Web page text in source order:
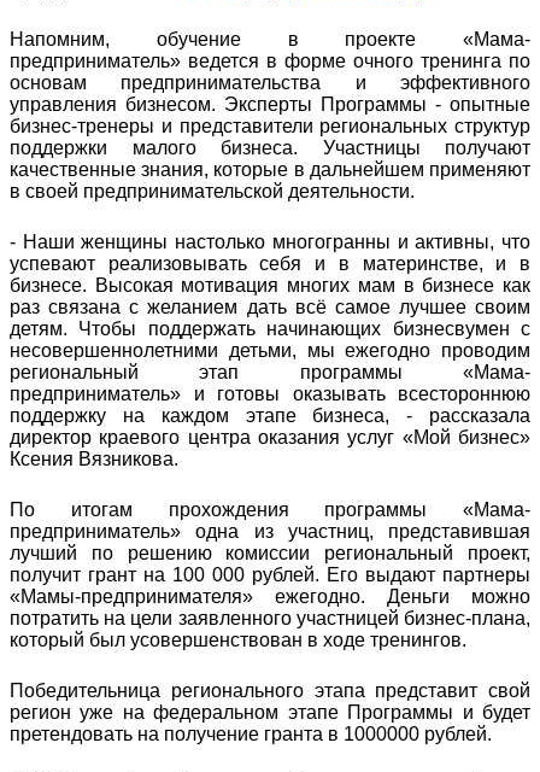
Напомним, обучение в проекте «Мама-
предприниматель» ведется в форме очного тренинга по
основам предпринимательства и эффективного
управления бизнесом. Эксперты Программы - опытные
бизнес-тренеры и представители региональных структур
поддержки малого бизнеса. Участницы получают
качественные знания, которые в дальнейшем применяют
в своей предпринимательской деятельности.
- Наши женщины настолько многогранны и активны, что
успевают реализовывать себя и в материнстве, и в
бизнесе. Высокая мотивация многих мам в бизнесе как
раз связана с желанием дать всё самое лучшее своим
детям. Чтобы поддержать начинающих бизнесвумен с
несовершеннолетними детьми, мы ежегодно проводим
региональный этап программы «Мама-
предприниматель» и готовы оказывать всестороннюю
поддержку на каждом этапе бизнеса, - рассказала
директор краевого центра оказания услуг «Мой бизнес»
Ксения Вязникова.
По итогам прохождения программы «Мама-
предприниматель» одна из участниц, представившая
лучший по решению комиссии региональный проект,
получит грант на 100 000 рублей. Его выдают партнеры
«Мамы-предпринимателя» ежегодно. Деньги можно
потратить на цели заявленного участницей бизнес-плана,
который был усовершенствован в ходе тренингов.
Победительница регионального этапа представит свой
регион уже на федеральном этапе Программы и будет
претендовать на получение гранта в 1000000 рублей.